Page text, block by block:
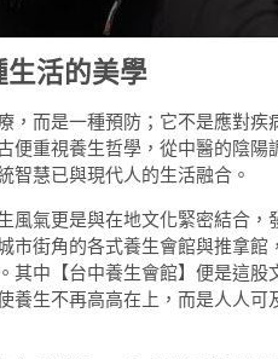
生活的美學
，而是一種預防；它不是應對
便重視養生哲學，從中醫的陰
智慧已與現代人的生活融合。
風氣更是與在地文化緊密結合
市街角的各式養生會館與推拿
其中【台中養生會館】便是這
養生不再高高在上，而是人人可